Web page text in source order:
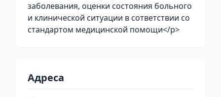
заболевания, оценки состояния больного
и клинической ситуации в сответствии со
стандартом медицинской помощи</p>
Адреса